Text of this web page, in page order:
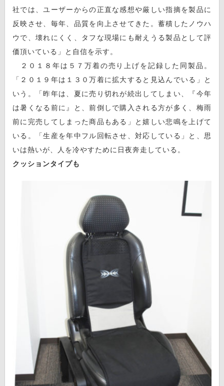
社では、ユーザーからの正直な感想や厳しい指摘を製品に
反映させ、毎年、品質を向上させてきた。蓄積したノウハ
ウで、壊れにくく、タフな現場にも耐えうる製品として評
価頂いている」と自信を示す。
２０１８年は５７万着の売り上げを記録した同製品。
「２０１９年は１３０万着に拡大すると見込んでいる」と
いう。「昨年は、夏に売り切れが続出してしまい、『今年
は暑くなる前に』と、前倒しで購入される方が多く、梅雨
前に完売してしまった商品もある」と嬉しい悲鳴を上げて
いる。「生産を年中フル回転させ、対応している」と、思
いは熱いが、人を冷やすために日夜奔走している。
クッションタイプも